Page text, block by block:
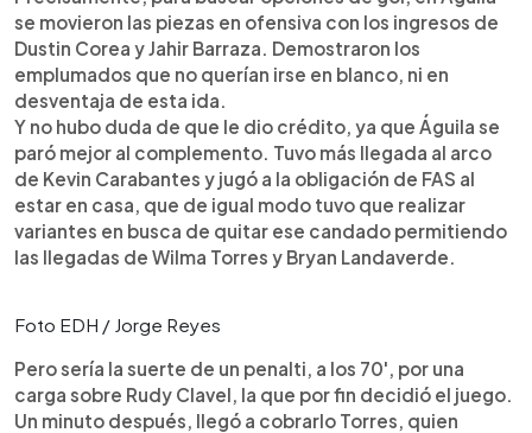
se movieron las piezas en ofensiva con los ingresos de
Dustin Corea y Jahir Barraza. Demostraron los
emplumados que no querían irse en blanco, ni en
desventaja de esta ida.
Y no hubo duda de que le dio crédito, ya que Águila se
paró mejor al complemento. Tuvo más llegada al arco
de Kevin Carabantes y jugó a la obligación de FAS al
estar en casa, que de igual modo tuvo que realizar
variantes en busca de quitar ese candado permitiendo
las llegadas de Wilma Torres y Bryan Landaverde.
Foto EDH / Jorge Reyes
Pero sería la suerte de un penalti, a los 70', por una
carga sobre Rudy Clavel, la que por fin decidió el juego.
Un minuto después, llegó a cobrarlo Torres, quien